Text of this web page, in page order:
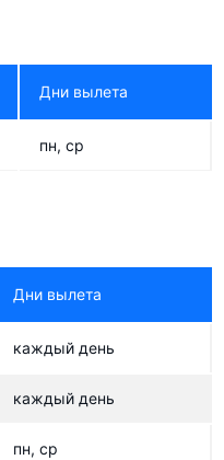
Дни вылета
пн, ср
Дни вылета
каждый день
каждый день
пн, ср